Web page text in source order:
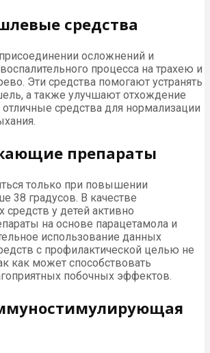
средства
осложнений и
процесса на трахею и
Эти средства помогают устранять
а также улучшают отхождение
средства для нормализации
препараты
только при повышении
38 градусов. В качестве
у детей активно
на основе парацетамола и
использование данных
с профилактической целью не
как может способствовать
побочных эффектов.